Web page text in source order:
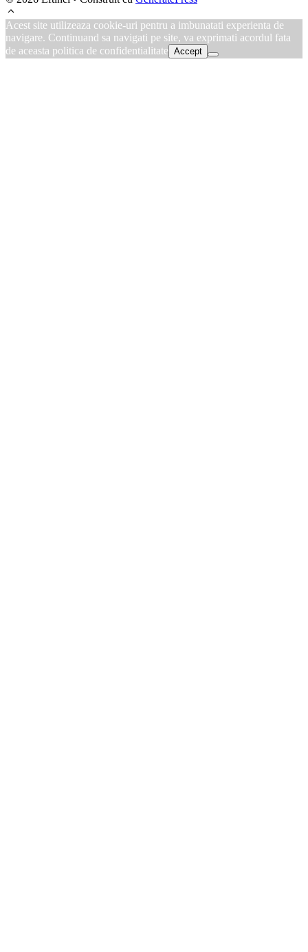
Acest site utilizeaza cookie-uri pentru a imbunatati experienta de
navigare. Continuand sa navigati pe site, va exprimati acordul fata
de aceasta politica de confidentialitate Accept